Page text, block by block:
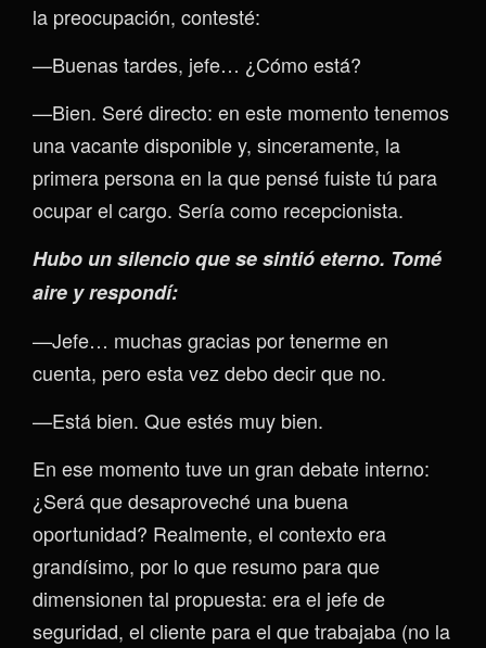
la preocupación, contesté:
—Buenas tardes, jefe… ¿Cómo está?
—Bien. Seré directo: en este momento tenemos
una vacante disponible y, sinceramente, la
primera persona en la que pensé fuiste tú para
ocupar el cargo. Sería como recepcionista.
Hubo un silencio que se sintió eterno. Tomé
aire y respondí:
—Jefe… muchas gracias por tenerme en
cuenta, pero esta vez debo decir que no.
—Está bien. Que estés muy bien.
En ese momento tuve un gran debate interno:
¿Será que desaproveché una buena
oportunidad? Realmente, el contexto era
grandísimo, por lo que resumo para que
dimensionen tal propuesta: era el jefe de
seguridad, el cliente para el que trabajaba (no la